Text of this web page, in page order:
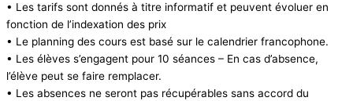
• Les tarifs sont donnés à titre informatif et peuvent évoluer en
fonction de l’indexation des prix
• Le planning des cours est basé sur le calendrier francophone.
• Les élèves s’engagent pour 10 séances – En cas d’absence,
l’élève peut se faire remplacer.
• Les absences ne seront pas récupérables sans accord du